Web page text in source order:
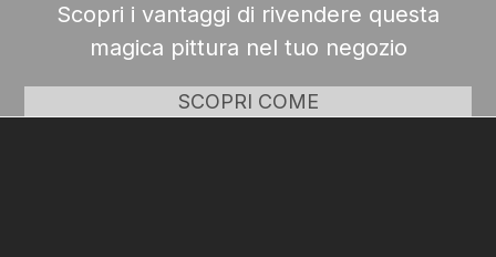
Scopri i vantaggi di rivendere questa
magica pittura nel tuo negozio
SCOPRI COME